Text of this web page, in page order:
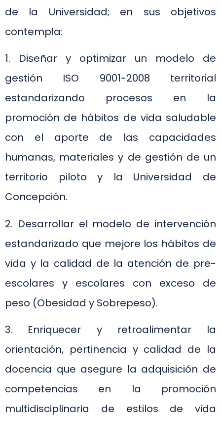
de la Universidad; en sus objetivos
contempla:
1. Diseñar y optimizar un modelo de
gestión ISO 9001-2008 territorial
estandarizando procesos en la
promoción de hábitos de vida saludable
con el aporte de las capacidades
humanas, materiales y de gestión de un
territorio piloto y la Universidad de
Concepción.
2. Desarrollar el modelo de intervención
estandarizado que mejore los hábitos de
vida y la calidad de la atención de pre-
escolares y escolares con exceso de
peso (Obesidad y Sobrepeso).
3. Enriquecer y retroalimentar la
orientación, pertinencia y calidad de la
docencia que asegure la adquisición de
competencias en la promoción
multidisciplinaria de estilos de vida